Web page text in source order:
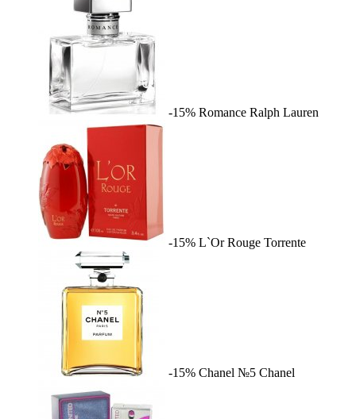
-15% Romance Ralph Lauren
-15% L`Or Rouge Torrente
-15% Chanel №5 Chanel